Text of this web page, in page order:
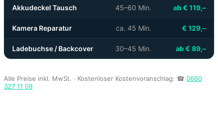
Akkudeckel Tausch 45–60 Min. ab € 119,–
Kamera Reparatur ca. 45 Min. € 129,–
Ladebuchse / Backcover 30–45 Min. ab € 89,–
Alle Preise inkl. MwSt. · Kostenloser Kostenvoranschlag: ☎ 0660
327 11 09